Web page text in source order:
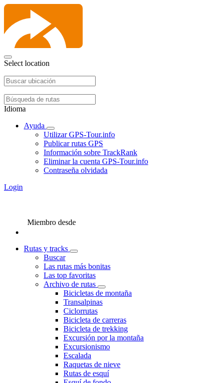
Select location
Idioma
Ayuda
Utilizar GPS-Tour.info
Publicar rutas GPS
Información sobre TrackRank
Eliminar la cuenta GPS-Tour.info
Contraseña olvidada
Login
Miembro desde
Rutas y tracks
Buscar
Las rutas más bonitas
Las top favoritas
Archivo de rutas
Bicicletas de montaña
Transalpinas
Ciclorrutas
Bicicleta de carreras
Bicicleta de trekking
Excursión por la montaña
Excursionismo
Escalada
Raquetas de nieve
Rutas de esquí